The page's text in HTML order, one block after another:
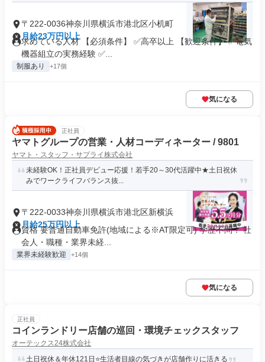
〒222-0036神奈川県横浜市港北区小机町
月給23万円以上
求めている人材 【必須条件】 ✅高卒以上 【歓迎条件】 ✅電気
機器組立の実務経験 ✅...
制服あり +17個
気になる
正社員
ヤマトグループの営業・人材コーディネーター / 9801
ヤマト・スタッフ・サプライ株式会社
未経験OK！正社員デビュー応援！若手20～30代活躍中★土日祝休
みでワークライフバランス抜...
〒222-0033神奈川県横浜市港北区新横浜
月給25万円以上
資格 要普通自動車免許(地域による※AT限定可) 学歴不問！ 社
会人・職種・業界未経...
業界未経験歓迎 +14個
気になる
正社員
コインランドリー店舗の巡回・環境チェックスタッフ
オーテックス24株式会社
土日祝休＆年休121日⭐生活者目線の気づきが店舗作りに活きる